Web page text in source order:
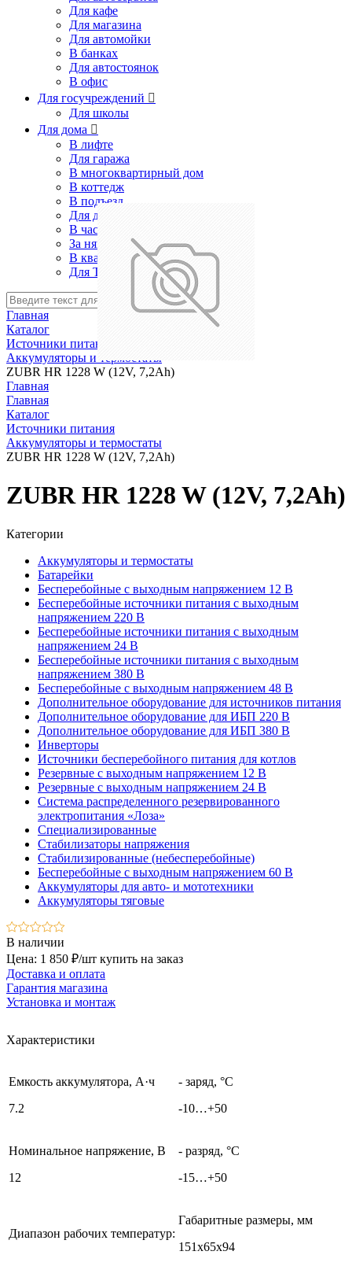
Для кафе
Для магазина
Для автомойки
В банках
Для автостоянок
В офис
Для госучреждений 
Для школы
Для дома 
В лифте
Для гаража
В многоквартирный дом
В коттедж
В подъезд
Для дачи
В частном доме
За няней
В квартире
Для ТСЖ
Найти
Главная
Каталог
Источники питания
Аккумуляторы и термостаты
ZUBR HR 1228 W (12V, 7,2Ah)
Главная
Главная
Каталог
Источники питания
Аккумуляторы и термостаты
ZUBR HR 1228 W (12V, 7,2Ah)
ZUBR HR 1228 W (12V, 7,2Ah)
Категории
Аккумуляторы и термостаты
Батарейки
Бесперебойные с выходным напряжением 12 В
Бесперебойные источники питания с выходным
напряжением 220 В
Бесперебойные источники питания с выходным
напряжением 24 В
Бесперебойные источники питания с выходным
напряжением 380 В
Бесперебойные с выходным напряжением 48 В
Дополнительное оборудование для источников питания
Дополнительное оборудование для ИБП 220 В
Дополнительное оборудование для ИБП 380 В
Инверторы
Источники бесперебойного питания для котлов
Резервные с выходным напряжением 12 В
Резервные с выходным напряжением 24 В
Система распределенного резервированного
электропитания «Лоза»
Специализированные
Стабилизаторы напряжения
Стабилизированные (небесперебойные)
Бесперебойные с выходным напряжением 60 В
Аккумуляторы для авто- и мототехники
Аккумуляторы тяговые
В наличии
Цена: 1 850 ₽/шт купить на заказ
Доставка и оплата
Гарантия магазина
Установка и монтаж
Характеристики
Емкость аккумулятора, А·ч
7.2
- заряд, °C
-10…+50
Номинальное напряжение, В
12
- разряд, °C
-15…+50
Диапазон рабочих температур:
Габаритные размеры, мм
151х65х94